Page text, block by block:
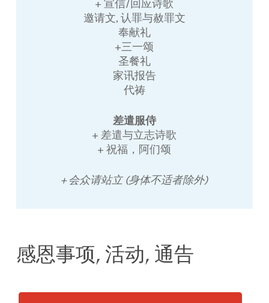
+ 宣信/回应诗歌
邀请文, 认罪与赦罪文
奉献礼
+三一颂
圣餐礼
家讯报告
代祷
差遣服侍
+ 差遣与立志诗歌
+ 祝福，阿们颂
+ 会众请站立 (身体不适者除外)
感恩事项, 活动, 通告